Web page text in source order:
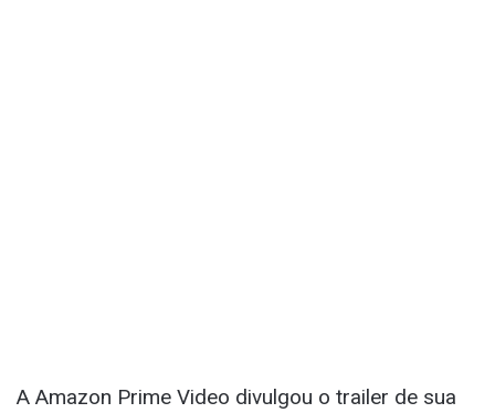
A Amazon Prime Video divulgou o trailer de sua